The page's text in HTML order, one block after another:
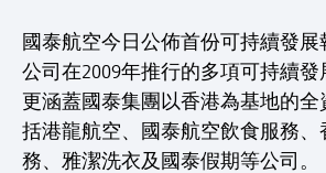
國泰航空今日公佈首份可持續發
公司在2009年推行的多項可持續
更涵蓋國泰集團以香港為基地的
括港龍航空、國泰航空飲食服務、
務、雅潔洗衣及國泰假期等公司。